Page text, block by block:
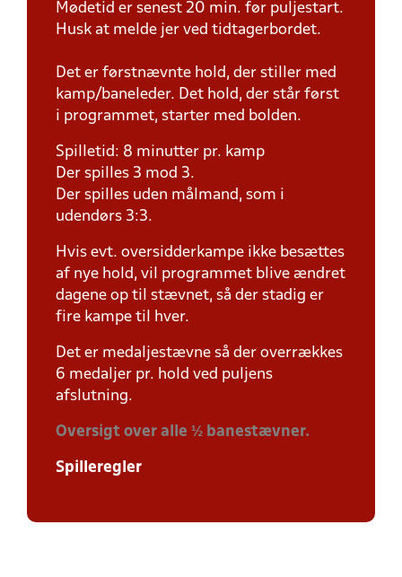
Mødetid er senest 20 min. før puljestart.
Husk at melde jer ved tidtagerbordet.
Det er førstnævnte hold, der stiller med
kamp/baneleder. Det hold, der står først
i programmet, starter med bolden.
Spilletid: 8 minutter pr. kamp
Der spilles 3 mod 3.
Der spilles uden målmand, som i
udendørs 3:3.
Hvis evt. oversidderkampe ikke besættes
af nye hold, vil programmet blive ændret
dagene op til stævnet, så der stadig er
fire kampe til hver.
Det er medaljestævne så der overrækkes
6 medaljer pr. hold ved puljens
afslutning.
Oversigt over alle ½ banestævner.
Spilleregler